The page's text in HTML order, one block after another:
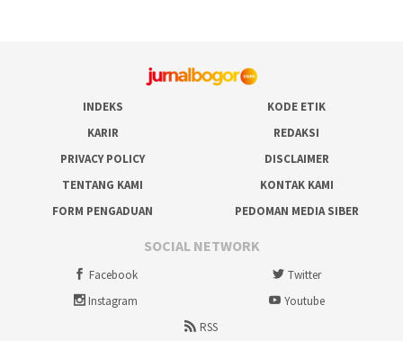
INDEKS
KODE ETIK
KARIR
REDAKSI
PRIVACY POLICY
DISCLAIMER
TENTANG KAMI
KONTAK KAMI
FORM PENGADUAN
PEDOMAN MEDIA SIBER
SOCIAL NETWORK
Facebook
Twitter
Instagram
Youtube
RSS